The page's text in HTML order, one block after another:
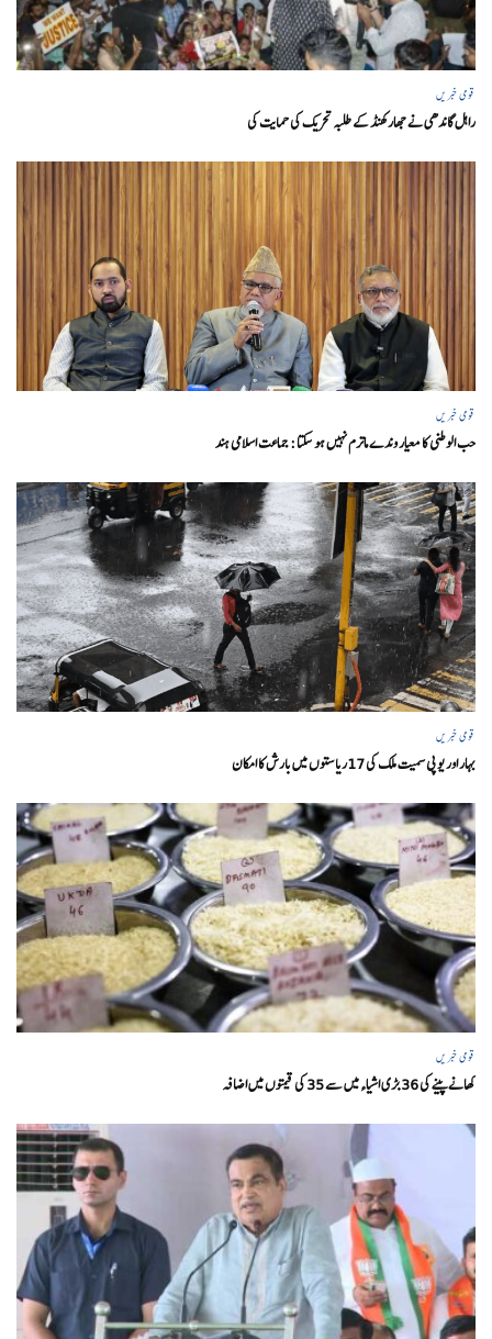
قومی خبریں
راہل گاندھی نے جھارکھنڈ کے طلبہ تحریک کی حمایت کی
قومی خبریں
حب الوطنی کا معیار وندے ماترم نہیں ہو سکتا : جماعت اسلامی ہند
قومی خبریں
بہار اور یو پی سمیت ملک کی 17ریاستوں میں بارش کا امکان
قومی خبریں
کھانے پینے کی 36 بڑی اشیاء میں سے 35 کی قیمتوں میں اضافہ